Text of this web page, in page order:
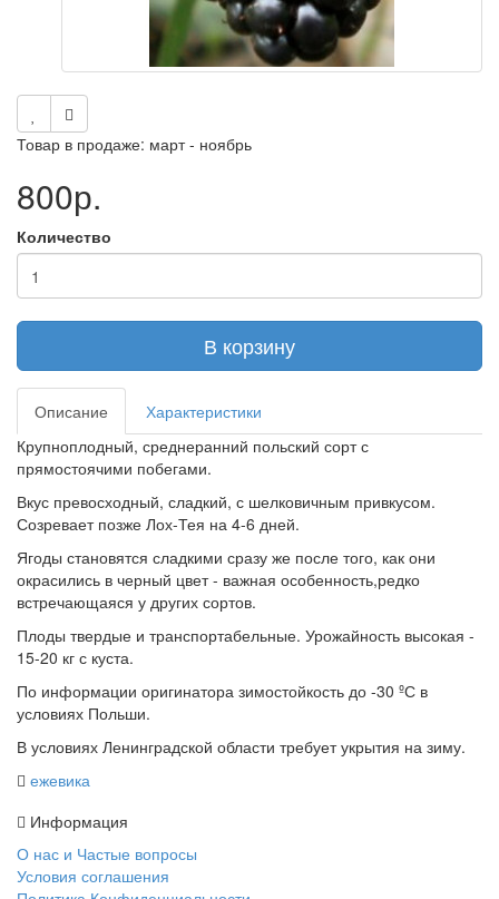
Товар в продаже: март - ноябрь
800р.
Количество
В корзину
Описание
Характеристики
Крупноплодный, среднеранний польский сорт с
прямостоячими побегами.
Вкус превосходный, сладкий, с шелковичным привкусом.
Созревает позже Лох-Тея на 4-6 дней.
Ягоды становятся сладкими сразу же после того, как они
окрасились в черный цвет - важная особенность,редко
встречающаяся у других сортов.
Плоды твердые и транспортабельные. Урожайность высокая -
15-20 кг с куста.
По информации оригинатора зимостойкость до -30 ºС в
условиях Польши.
В условиях Ленинградской области требует укрытия на зиму.
ежевика
Информация
О нас и Частые вопросы
Условия соглашения